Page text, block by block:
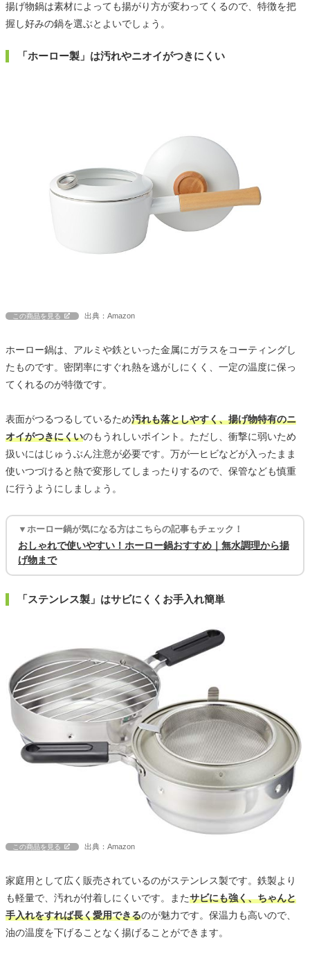
揚げ物鍋は素材によっても揚がり方が変わってくるので、特徴を把
握し好みの鍋を選ぶとよいでしょう。
「ホーロー製」は汚れやニオイがつきにくい
この商品を見る 出典：Amazon
ホーロー鍋は、アルミや鉄といった金属にガラスをコーティングし
たものです。密閉率にすぐれ熱を逃がしにくく、一定の温度に保っ
てくれるのが特徴です。
表面がつるつるしているため汚れも落としやすく、揚げ物特有のニ
オイがつきにくいのもうれしいポイント。ただし、衝撃に弱いため
扱いにはじゅうぶん注意が必要です。万が一ヒビなどが入ったまま
使いつづけると熱で変形してしまったりするので、保管なども慎重
に行うようにしましょう。
▼ホーロー鍋が気になる方はこちらの記事もチェック！
おしゃれで使いやすい！ホーロー鍋おすすめ｜無水調理から揚
げ物まで
「ステンレス製」はサビにくくお手入れ簡単
この商品を見る 出典：Amazon
家庭用として広く販売されているのがステンレス製です。鉄製より
も軽量で、汚れが付着しにくいです。またサビにも強く、ちゃんと
手入れをすれば長く愛用できるのが魅力です。保温力も高いので、
油の温度を下げることなく揚げることができます。